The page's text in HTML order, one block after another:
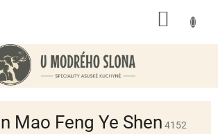
Mao Feng Ye Shen 4152